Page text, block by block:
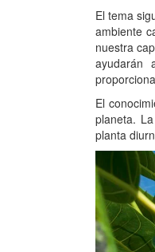
El tema
ambiente
nuestra
ayudarán
El
planeta.
planta